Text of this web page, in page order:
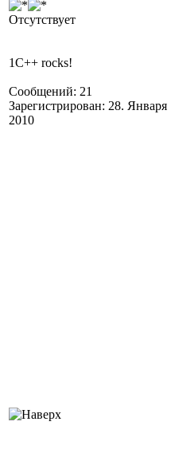
Отсутствует
1C++ rocks!
Сообщений: 21
Зарегистрирован: 28. Января
2010